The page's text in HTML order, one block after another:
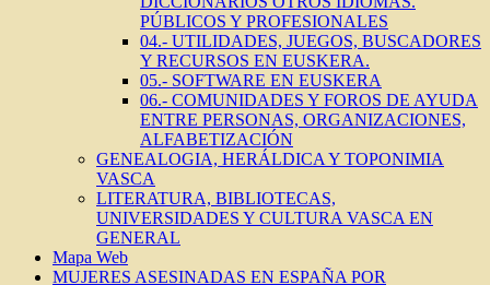
PÚBLICOS Y PROFESIONALES
04.- UTILIDADES, JUEGOS, BUSCADORES
Y RECURSOS EN EUSKERA.
05.- SOFTWARE EN EUSKERA
06.- COMUNIDADES Y FOROS DE AYUDA
ENTRE PERSONAS, ORGANIZACIONES,
ALFABETIZACIÓN
GENEALOGIA, HERÁLDICA Y TOPONIMIA
VASCA
LITERATURA, BIBLIOTECAS,
UNIVERSIDADES Y CULTURA VASCA EN
GENERAL
Mapa Web
MUJERES ASESINADAS EN ESPAÑA POR